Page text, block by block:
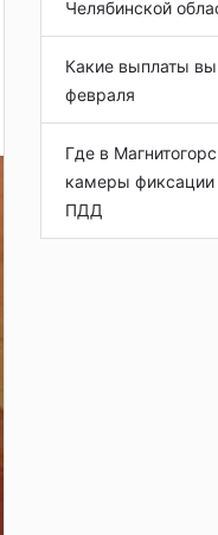
Челябинской
Какие выплаты
февраля
Где в
камеры
ПДД